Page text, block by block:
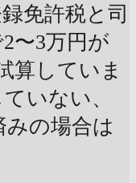
免許税と司
〜3万円が
算していま
いない、
みの場合は